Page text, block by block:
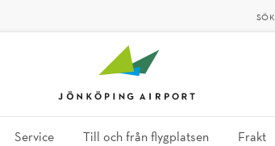
SÖK
Service Till och från flygplatsen Frakt